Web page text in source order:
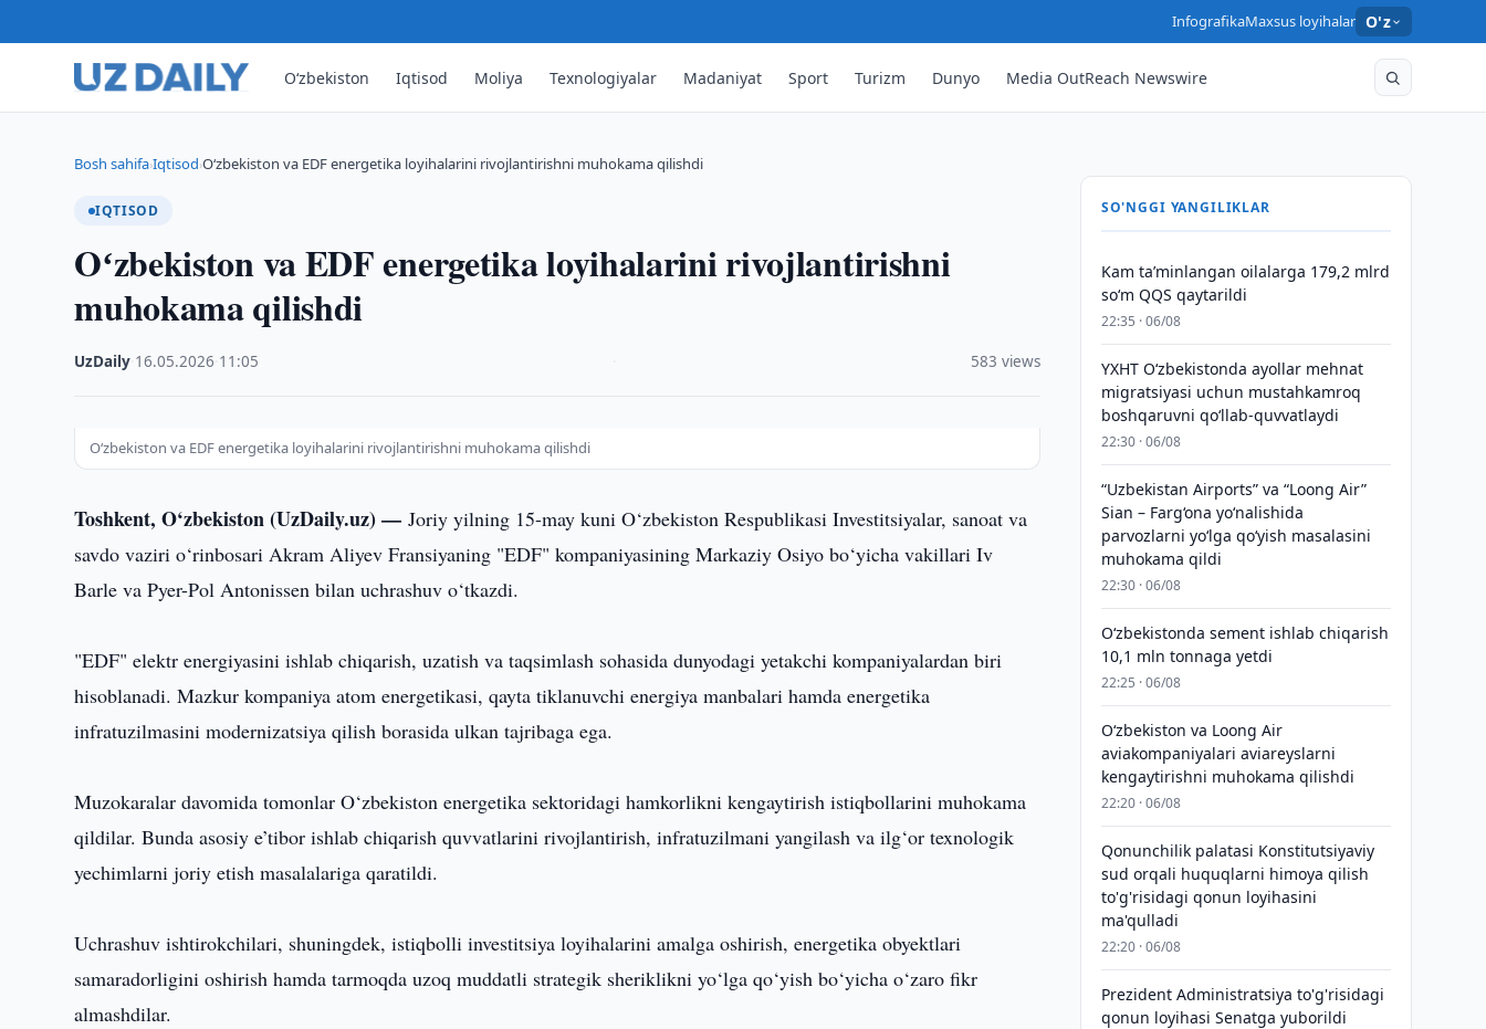
InfografikaMaxsus loyihalar O'z
O‘zbekiston Iqtisod Moliya Texnologiyalar Madaniyat Sport Turizm Dunyo Media OutReach Newswire
Bosh sahifa›Iqtisod›Oʻzbekiston va EDF energetika loyihalarini rivojlantirishni muhokama qilishdi
IQTISOD
Oʻzbekiston va EDF energetika loyihalarini rivojlantirishni
muhokama qilishdi
UzDaily 16.05.2026 11:05 583 views
Oʻzbekiston va EDF energetika loyihalarini rivojlantirishni muhokama qilishdi
Toshkent, O‘zbekiston (UzDaily.uz) —Joriy yilning 15-may kuni O‘zbekiston Respublikasi Investitsiyalar, sanoat va
savdo vaziri o‘rinbosari Akram Aliyev Fransiyaning "EDF" kompaniyasining Markaziy Osiyo bo‘yicha vakillari Iv
Barle va Pyer-Pol Antonissen bilan uchrashuv o‘tkazdi.
"EDF" elektr energiyasini ishlab chiqarish, uzatish va taqsimlash sohasida dunyodagi yetakchi kompaniyalardan biri
hisoblanadi. Mazkur kompaniya atom energetikasi, qayta tiklanuvchi energiya manbalari hamda energetika
infratuzilmasini modernizatsiya qilish borasida ulkan tajribaga ega.
Muzokaralar davomida tomonlar O‘zbekiston energetika sektoridagi hamkorlikni kengaytirish istiqbollarini muhokama
qildilar. Bunda asosiy e’tibor ishlab chiqarish quvvatlarini rivojlantirish, infratuzilmani yangilash va ilg‘or texnologik
yechimlarni joriy etish masalalariga qaratildi.
Uchrashuv ishtirokchilari, shuningdek, istiqbolli investitsiya loyihalarini amalga oshirish, energetika obyektlari
samaradorligini oshirish hamda tarmoqda uzoq muddatli strategik sheriklikni yo‘lga qo‘yish bo‘yicha o‘zaro fikr
almashdilar.
SO'NGGI YANGILIKLAR
Kam taʼminlangan oilalarga 179,2 mlrd
so‘m QQS qaytarildi
22:35 · 06/08
YXHT O‘zbekistonda ayollar mehnat
migratsiyasi uchun mustahkamroq
boshqaruvni qo‘llab-quvvatlaydi
22:30 · 06/08
“Uzbekistan Airports” va “Loong Air”
Sian – Farg‘ona yo‘nalishida
parvozlarni yo‘lga qo‘yish masalasini
muhokama qildi
22:30 · 06/08
O‘zbekistonda sement ishlab chiqarish
10,1 mln tonnaga yetdi
22:25 · 06/08
Oʻzbekiston va Loong Air
aviakompaniyalari aviareyslarni
kengaytirishni muhokama qilishdi
22:20 · 06/08
Qonunchilik palatasi Konstitutsiyaviy
sud orqali huquqlarni himoya qilish
to'g'risidagi qonun loyihasini
ma'qulladi
22:20 · 06/08
Prezident Administratsiya to'g'risidagi
qonun loyihasi Senatga yuborildi